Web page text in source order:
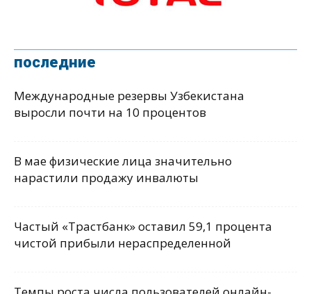
последние
Международные резервы Узбекистана
выросли почти на 10 процентов
В мае физические лица значительно
нарастили продажу инвалюты
Частый «Трастбанк» оставил 59,1 процента
чистой прибыли нераспределенной